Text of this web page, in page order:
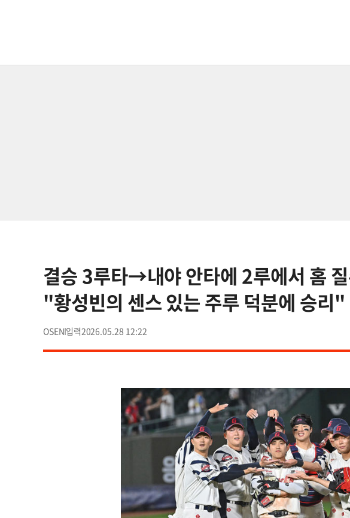
결승 3루타→내야 안타에 2루에서 홈
"황성빈의 센스 있는 주루 덕분에 승리"
OSEN 2026.05.28 12:22